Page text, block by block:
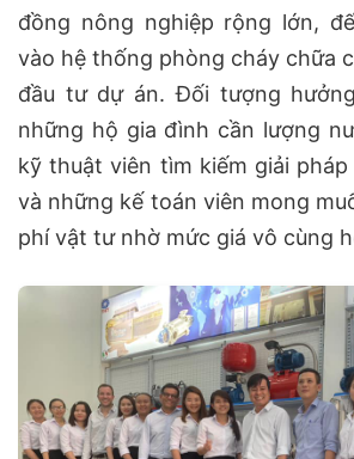
đồng nông nghiệp rộng lớn,
vào hệ thống phòng cháy chữa
đầu tư dự án. Đối tượng
những hộ gia đình cần lượng
kỹ thuật viên tìm kiếm giải
và những kế toán viên mong
phí vật tư nhờ mức giá vô cùng